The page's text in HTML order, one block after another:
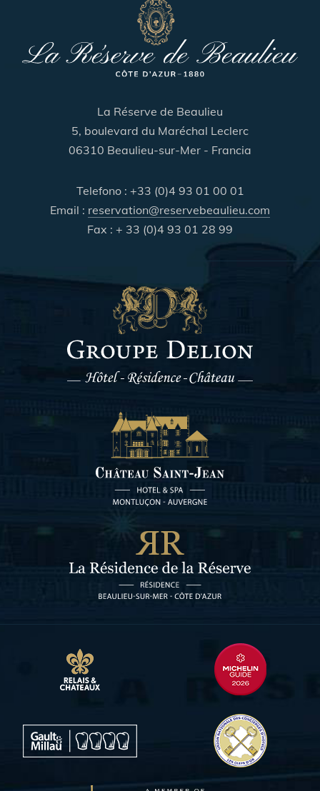
La Réserve de Beaulieu
5, boulevard du Maréchal Leclerc
06310 Beaulieu-sur-Mer - Francia
Telefono : +33 (0)4 93 01 00 01
Email : reservation@reservebeaulieu.com
Fax : + 33 (0)4 93 01 28 99